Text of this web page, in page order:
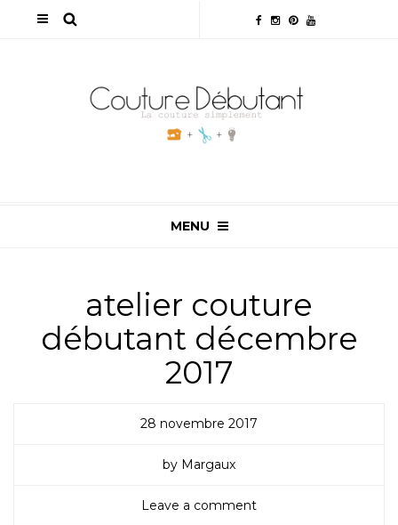
MENU
atelier couture
débutant décembre
2017
28 novembre 2017
by Margaux
Leave a comment